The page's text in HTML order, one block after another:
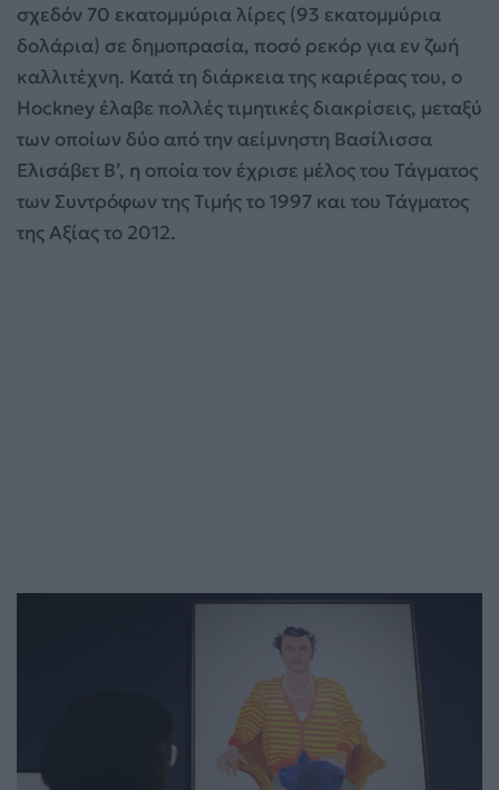
σχεδόν 70 εκατομμύρια λίρες (93 εκατομμύρια
δολάρια) σε δημοπρασία, ποσό ρεκόρ για εν ζωή
καλλιτέχνη. Κατά τη διάρκεια της καριέρας του, ο
Hockney έλαβε πολλές τιμητικές διακρίσεις, μεταξύ
των οποίων δύο από την αείμνηστη Βασίλισσα
Ελισάβετ Β’, η οποία τον έχρισε μέλος του Τάγματος
των Συντρόφων της Τιμής το 1997 και του Τάγματος
της Αξίας το 2012.